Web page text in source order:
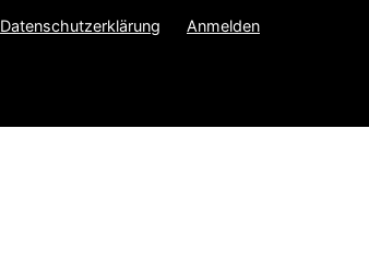
Datenschutzerklärung Anmelden